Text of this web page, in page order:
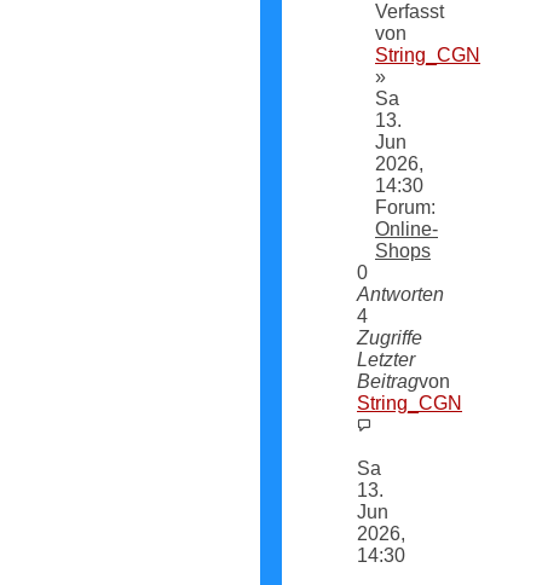
Verfasst
von
String_CGN
»
Sa
13.
Jun
2026,
14:30
Forum:
Online-
Shops
0
Antworten
4
Zugriffe
Letzter
Beitragvon
String_CGN
Beitrag
Sa
13.
Jun
2026,
14:30